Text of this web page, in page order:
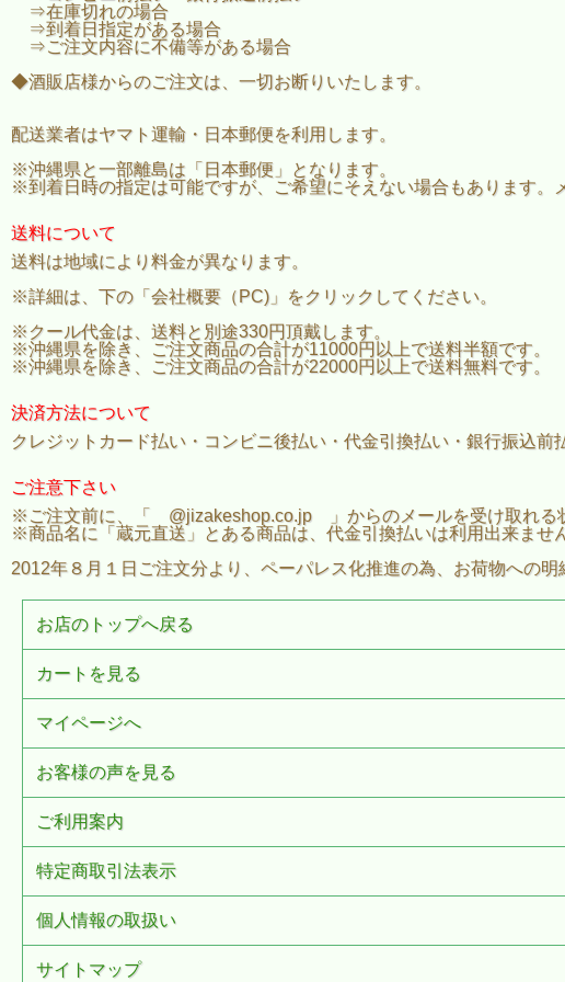
⇒在庫切れの場合
⇒到着日指定がある場合
⇒ご注文内容に不備等がある場合
◆酒販店様からのご注文は、一切お断りいたします。
配送業者はヤマト運輸・日本郵便を利用します。
※沖縄県と一部離島は「日本郵便」となります。
※到着日時の指定は可能ですが、ご希望にそえない場合もあります。
送料について
送料は地域により料金が異なります。
※詳細は、下の「会社概要（PC)」をクリックしてください。
※クール代金は、送料と別途330円頂戴します。
※沖縄県を除き、ご注文商品の合計が11000円以上で送料半額です。
※沖縄県を除き、ご注文商品の合計が22000円以上で送料無料です。
決済方法について
クレジットカード払い・コンビニ後払い・代金引換払い・銀行振込前
ご注意下さい
※ご注文前に、「 @jizakeshop.co.jp 」からのメールを受け取れる
※商品名に「蔵元直送」とある商品は、代金引換払いは利用出来ませ
2012年８月１日ご注文分より、ペーパレス化推進の為、お荷物への明
お店のトップへ戻る
カートを見る
マイページへ
お客様の声を見る
ご利用案内
特定商取引法表示
個人情報の取扱い
サイトマップ